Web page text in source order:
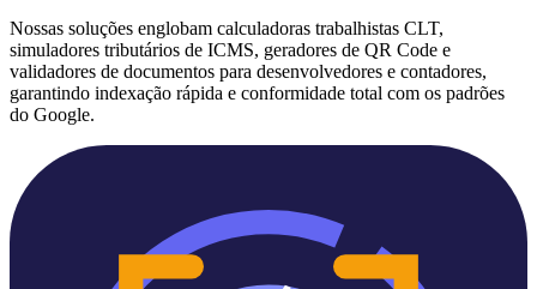
Nossas soluções englobam calculadoras trabalhistas CLT,
simuladores tributários de ICMS, geradores de QR Code e
validadores de documentos para desenvolvedores e contadores,
garantindo indexação rápida e conformidade total com os padrões
do Google.